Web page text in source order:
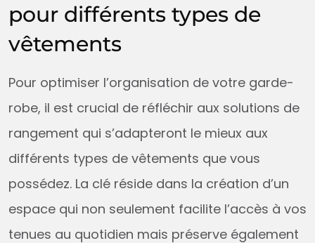
pour différents types de
vêtements
Pour optimiser l’organisation de votre garde-
robe, il est crucial de réfléchir aux solutions de
rangement qui s’adapteront le mieux aux
différents types de vêtements que vous
possédez. La clé réside dans la création d’un
espace qui non seulement facilite l’accès à vos
tenues au quotidien mais préserve également